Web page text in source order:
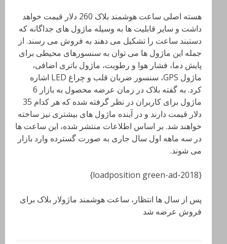
هسته اصلی ساعت هوشمند بلاک 260 دلار قیمت خواهد
داشت و سایر قابلیت ها به وسیله ماژول های جداگانه که
دستبند ساعت را تشکیل می دهند به فروش می رسند. از
جمله این ماژول ها می توان به سنسورهای محیطی برای
پایش دما، فشار هوا و رطوبت، ماژول باتری اضافی،
ماژول GPS، سنسور ضربان قلب و چراغ LED
اشاره
کرد. به گفته بلاک در زمان عرضه محصول به بازار 6
ماژول برای کاربران در نظر گرفته شده که هر کدام 35
دلار قیمت دارند و در آینده ماژول های بیشتری نیز ساخته
خواهند شد. بر اساس اطلاعات منتشر شده، این ساعت ها
در سه ماهه اول سال جاری به صورت گسترده وارد بازار
می شوند.
{loadposition green-ad-2018}
پس از سال ها انتظار، ساعت هوشمند ماژولار بلاک برای
فروش عرضه شد